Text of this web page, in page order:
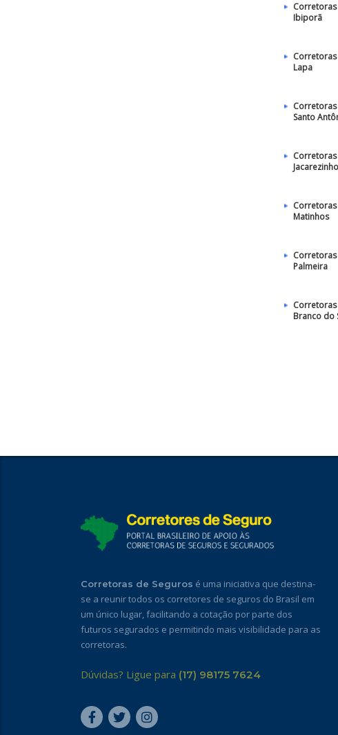
Ibiporã
Lapa
Santo
Jacarezinho
Matinhos
Palmeira
Corretoras
Branco do
Corretoras de Seguros é uma iniciativa que destina-
se a reunir todos os corretores de seguros do Brasil em
um único lugar, facilitando a cotação por parte dos
futuros segurados e permitindo mais visibilidade para as
corretoras.
Dúvidas? Ligue para (17) 98175 7624